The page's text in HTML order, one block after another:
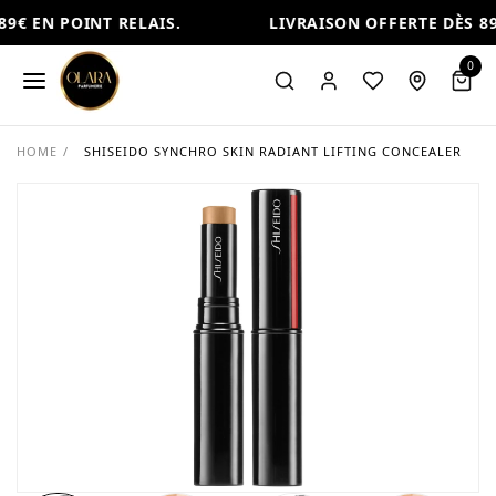
EN POINT RELAIS. LIVRAISON OFFERTE DÈS
0
HOME / SHISEIDO SYNCHRO SKIN RADIANT LIFTING CONCEALER